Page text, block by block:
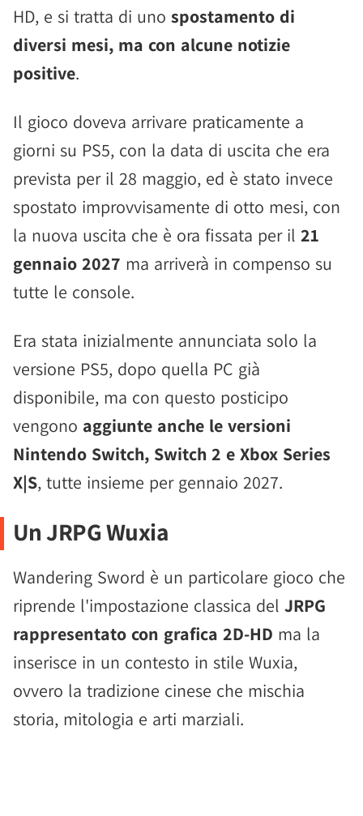
HD, e si tratta di uno spostamento di
diversi mesi, ma con alcune notizie
positive.
Il gioco doveva arrivare praticamente a
giorni su PS5, con la data di uscita che era
prevista per il 28 maggio, ed è stato invece
spostato improvvisamente di otto mesi, con
la nuova uscita che è ora fissata per il 21
gennaio 2027 ma arriverà in compenso su
tutte le console.
Era stata inizialmente annunciata solo la
versione PS5, dopo quella PC già
disponibile, ma con questo posticipo
vengono aggiunte anche le versioni
Nintendo Switch, Switch 2 e Xbox Series
X|S, tutte insieme per gennaio 2027.
Un JRPG Wuxia
Wandering Sword è un particolare gioco che
riprende l'impostazione classica del JRPG
rappresentato con grafica 2D-HD ma la
inserisce in un contesto in stile Wuxia,
ovvero la tradizione cinese che mischia
storia, mitologia e arti marziali.